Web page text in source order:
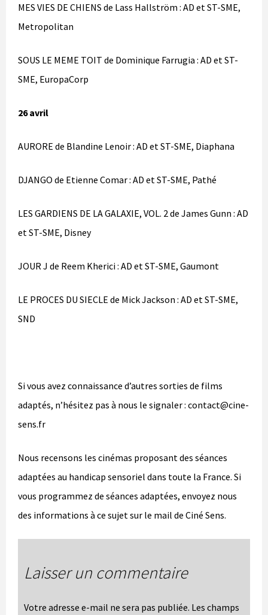
MES VIES DE CHIENS de Lass Hallström : AD et ST-SME,
Metropolitan
SOUS LE MEME TOIT de Dominique Farrugia : AD et ST-
SME, EuropaCorp
26 avril
AURORE de Blandine Lenoir : AD et ST-SME, Diaphana
DJANGO de Etienne Comar : AD et ST-SME, Pathé
LES GARDIENS DE LA GALAXIE, VOL. 2 de James Gunn : AD
et ST-SME, Disney
JOUR J de Reem Kherici : AD et ST-SME, Gaumont
LE PROCES DU SIECLE de Mick Jackson : AD et ST-SME,
SND
Si vous avez connaissance d’autres sorties de films
adaptés, n’hésitez pas à nous le signaler : contact@cine-
sens.fr
Nous recensons les cinémas proposant des séances
adaptées au handicap sensoriel dans toute la France. Si
vous programmez de séances adaptées, envoyez nous
des informations à ce sujet sur le mail de Ciné Sens.
Laisser un commentaire
Votre adresse e-mail ne sera pas publiée. Les champs